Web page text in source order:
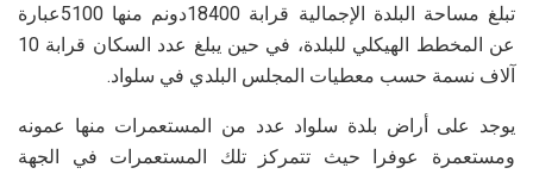
تبلغ مساحة البلدة الإجمالية قرابة 18400دونم منها 5100عبارة
عن المخطط الهيكلي للبلدة، في حين يبلغ عدد السكان قرابة 10
آلاف نسمة حسب معطيات المجلس البلدي في سلواد.
يوجد على أراض بلدة سلواد عدد من المستعمرات منها عمونه
ومستعمرة عوفرا حيث تتمركز تلك المستعمرات في الجهة